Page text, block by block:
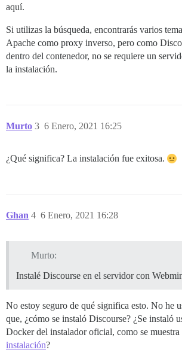
aquí.
Si utilizas la búsqueda, encontrarás varios
Apache como proxy inverso, pero como
dentro del contenedor, no se requiere un
la instalación.
Murto 6 Enero, 2021 16:25
3
¿Qué significa? La instalación fue exitosa.
Ghan 6 Enero, 2021 16:28
4
Murto:
Instalé Discourse en el servidor con
No estoy seguro de qué significa esto. No he
que, ¿cómo se instaló Discourse? ¿Se instaló
Docker del instalador oficial, como se muestra
instalación?